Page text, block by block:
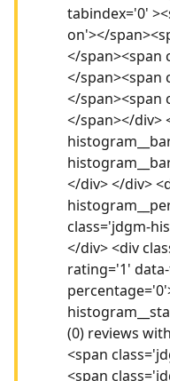
tabindex='0'
on'></
</span><span
</span><span
</span><span
</span></div>
</div> </div>
class='jdgm-
</div> <div
rating='1'
(0) reviews
<span
<span